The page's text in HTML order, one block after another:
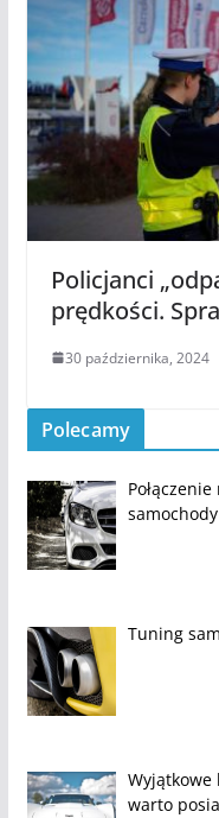
Policjanci
prędkości.
30 października, 2024
Polecamy
Tuning
Wyjątkowe
warto